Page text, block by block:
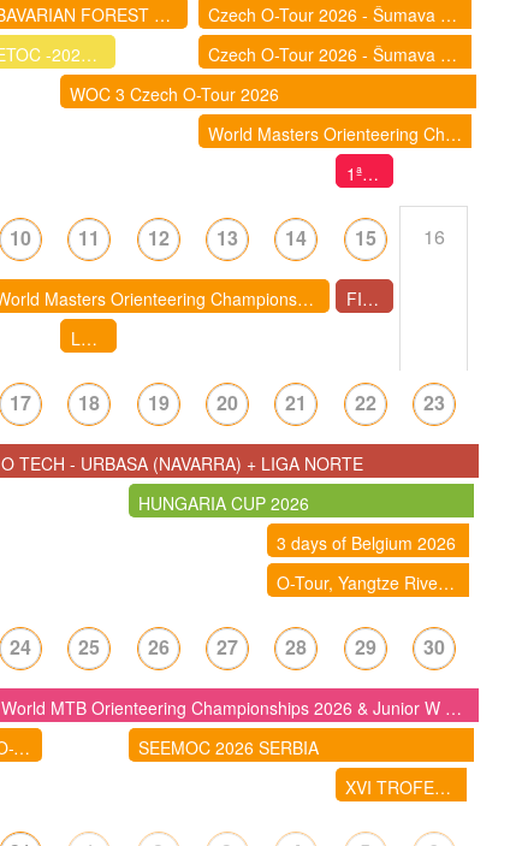
BAVARIAN FOREST 5 DAYS 2026 (ALEMANIA)
ETOC -2026 CTO DE EUROPA DE TRAIL - O
WOC 3 Czech O-Tour 2026
Czech O-Tour 2026 - Šumava (World Cup spectators races)
Czech O-Tour 2026 - Šumava (World Cup spectators races)
World Masters Orienteering Championships 2026 - Poland | Przeworsk - Rzeszów
1ª Cursa d’Orientació GAR I GOT de Castelldefels
10
World Masters Orienteering Championships 2026 - Poland | Przeworsk - Rzeszów
11
LLIGA D'ESTIU DE CURSES D'ORIENTACIÓ 2026- IGUALADA: CENTRE - nova data 11/8/2026 !!
12 13 14 15
FITA COLOMINA 2026 - Cursa Popular d'Orientació a Santa Coloma de Queralt
16
17
O TECH - URBASA (NAVARRA) + LIGA NORTE
18 19
HUNGARIA CUP 2026
20 21
3 days of Belgium 2026
O-Tour, Yangtze River Delta Orienteering Competition (China)
22 23
24
World MTB Orienteering Championships 2026 & Junior W MTB Championships ( Suecia)
O-Tour, Yangtze River Delta Orienteering Competition (China)
25 26
SEEMOC 2026 SERBIA
27 28 29
XVI TROFEO INTERNACIONAL PINARES DE SORIA 2026
30